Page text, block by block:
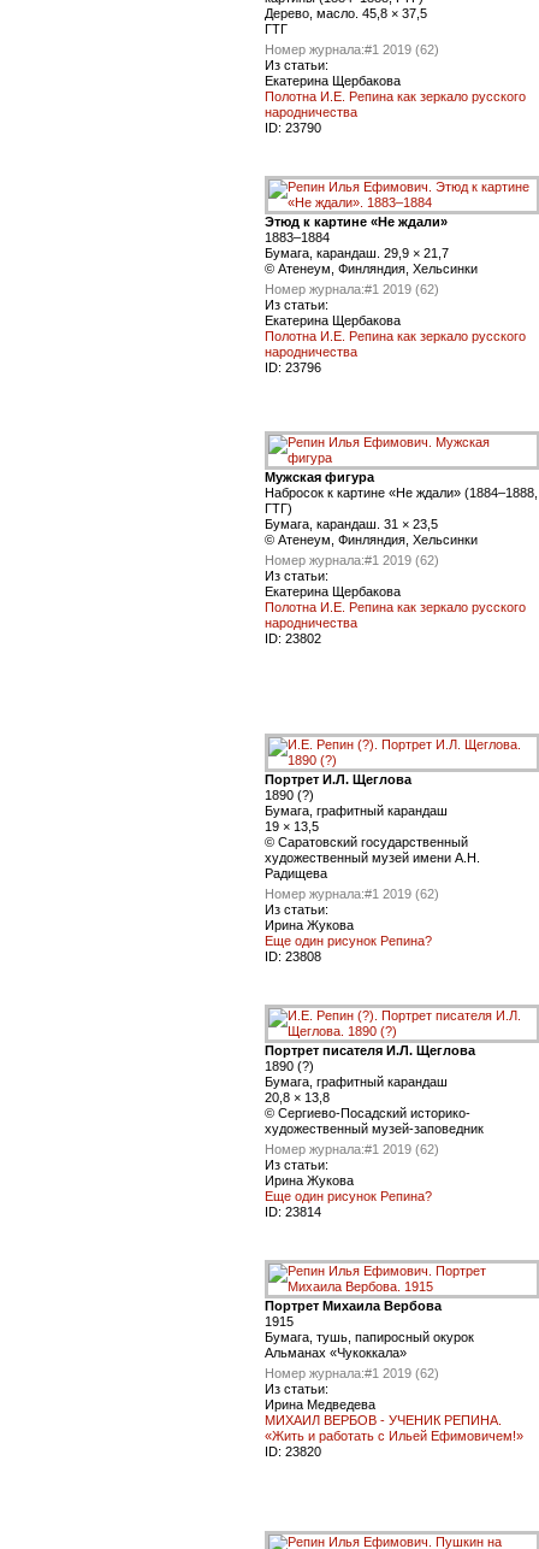
Дерево, масло. 45,8 × 37,5
ГТГ
Номер журнала:#1 2019 (62)
Из статьи:
Екатерина Щербакова
Полотна И.Е. Репина как зеркало русского
народничества
ID: 23790
Этюд к картине «Не ждали»
1883–1884
Бумага, карандаш. 29,9 × 21,7
© Атенеум, Финляндия, Хельсинки
Номер журнала:#1 2019 (62)
Из статьи:
Екатерина Щербакова
Полотна И.Е. Репина как зеркало русского
народничества
ID: 23796
Мужская фигура
Набросок к картине «Не ждали» (1884–1888,
ГТГ)
Бумага, карандаш. 31 × 23,5
© Атенеум, Финляндия, Хельсинки
Номер журнала:#1 2019 (62)
Из статьи:
Екатерина Щербакова
Полотна И.Е. Репина как зеркало русского
народничества
ID: 23802
Портрет И.Л. Щеглова
1890 (?)
Бумага, графитный карандаш
19 × 13,5
© Саратовский государственный
художественный музей имени А.Н.
Радищева
Номер журнала:#1 2019 (62)
Из статьи:
Ирина Жукова
Еще один рисунок Репина?
ID: 23808
Портрет писателя И.Л. Щеглова
1890 (?)
Бумага, графитный карандаш
20,8 × 13,8
© Сергиево-Посадский историко-
художественный музей-заповедник
Номер журнала:#1 2019 (62)
Из статьи:
Ирина Жукова
Еще один рисунок Репина?
ID: 23814
Портрет Михаила Вербова
1915
Бумага, тушь, папиросный окурок
Альманах «Чукоккала»
Номер журнала:#1 2019 (62)
Из статьи:
Ирина Медведева
МИХАИЛ ВЕРБОВ - УЧЕНИК РЕПИНА.
«Жить и работать с Ильей Ефимовичем!»
ID: 23820